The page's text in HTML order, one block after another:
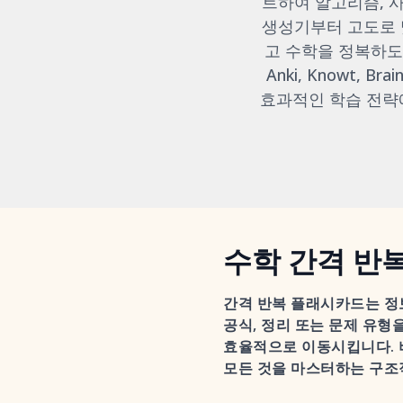
생성기부터 고도로
고 수학을 정복하
Anki, Knowt,
효과적인 학습 전
수학 간격 반
간격 반복 플래시카드는
공식, 정리 또는 문제 유형
효율적으로 이동시킵니다.
모든 것을 마스터하는 구